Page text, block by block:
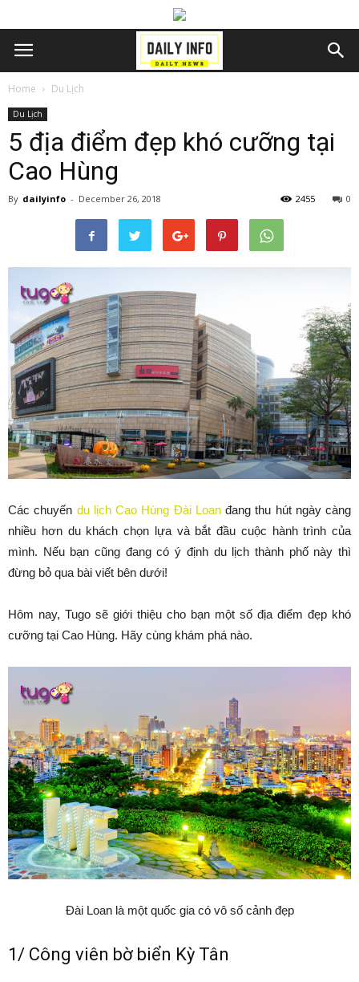
Home Du Lịch
Du Lịch
5 địa điểm đẹp khó cưỡng tại
Cao Hùng
By dailyinfo - December 26, 2018 0
2455
Các chuyến du lịch Cao Hùng Đài Loanđang thu hút ngày càng
nhiều hơn du khách chọn lựa và bắt đầu cuộc hành trình của
mình. Nếu bạn cũng đang có ý định du lịch thành phố này thì
đừng bỏ qua bài viết bên dưới!
Hôm nay, Tugo sẽ giới thiệu cho bạn một số địa điểm đẹp khó
cưỡng tại Cao Hùng. Hãy cùng khám phá nào.
Đài Loan là một quốc gia có vô số cảnh đẹp
1/ Công viên bờ biển Kỳ Tân